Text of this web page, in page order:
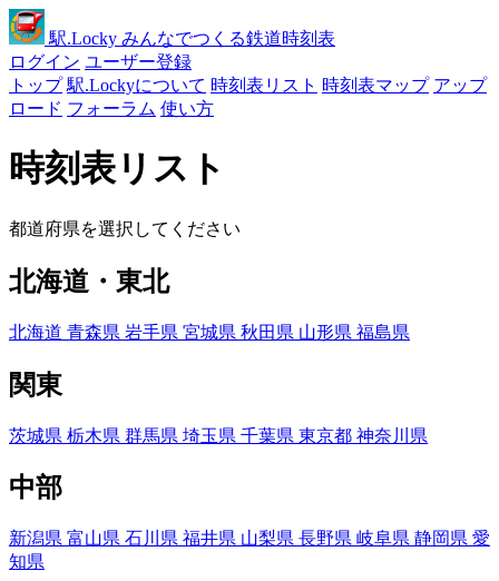
駅.Locky みんなでつくる鉄道時刻表
ログイン ユーザー登録
トップ 駅.Lockyについて 時刻表リスト 時刻表マップ アップ
ロード フォーラム 使い方
時刻表リスト
都道府県を選択してください
北海道・東北
北海道 青森県 岩手県 宮城県 秋田県 山形県 福島県
関東
茨城県 栃木県 群馬県 埼玉県 千葉県 東京都 神奈川県
中部
新潟県 富山県 石川県 福井県 山梨県 長野県 岐阜県 静岡県 愛
知県